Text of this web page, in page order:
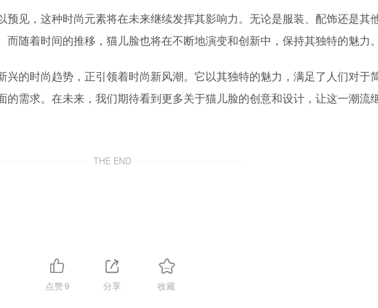
预见，这种时尚元素将在未来继续发挥其影响力。无论是服装、配饰还是其
随着时间的推移，猫儿脸也将在不断地演变和创新中，保持其独特的魅力。
兴的时尚趋势，正引领着时尚新风潮。它以其独特的魅力，满足了人们对于
的需求。在未来，我们期待看到更多关于猫儿脸的创意和设计，让这一潮流
THE END
点赞9 分享 收藏